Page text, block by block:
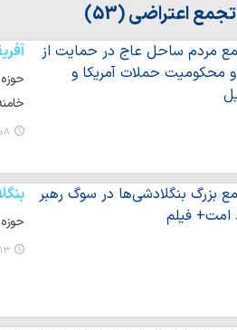
تجمع اعتراضی (53)